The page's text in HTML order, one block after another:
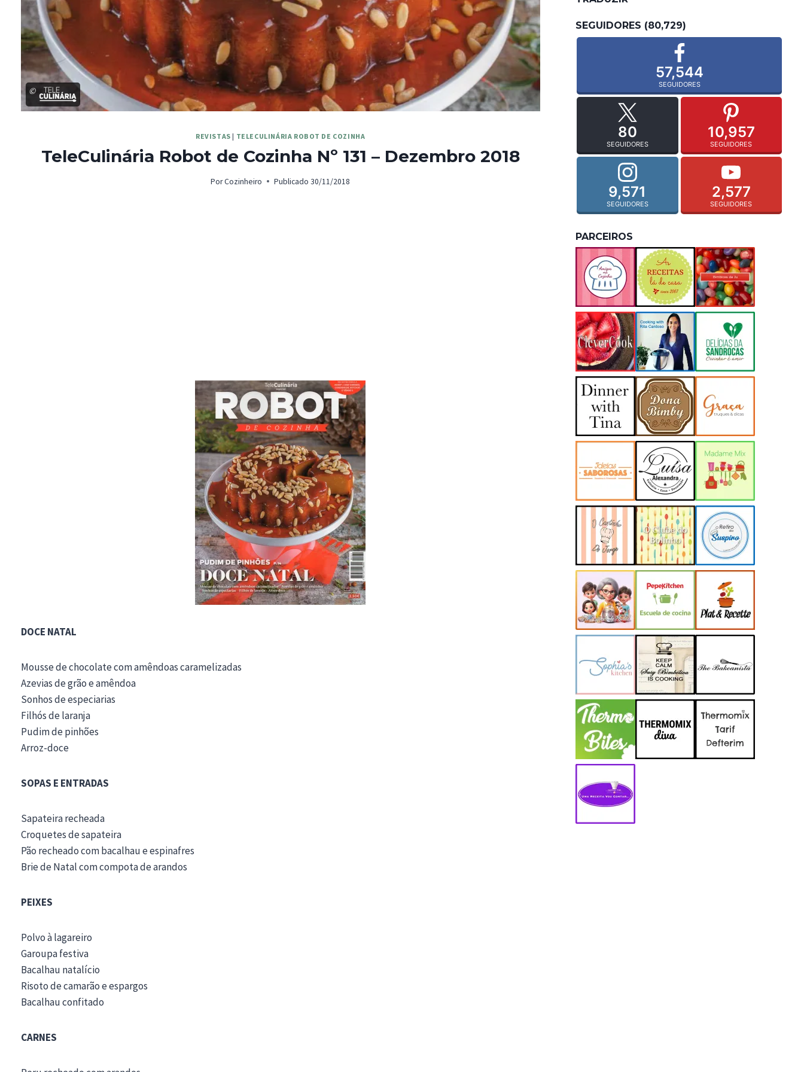
©
REVISTAS | TELECULINÁRIA ROBOT DE COZINHA
TeleCulinária Robot de Cozinha Nº 131 – Dezembro 2018
PorCozinheiro Publicado 30/11/2018
DOCE NATAL
Mousse de chocolate com amêndoas caramelizadas
Azevias de grão e amêndoa
Sonhos de especiarias
Filhós de laranja
Pudim de pinhões
Arroz-doce
SOPAS E ENTRADAS
Sapateira recheada
Croquetes de sapateira
Pão recheado com bacalhau e espinafres
Brie de Natal com compota de arandos
PEIXES
Polvo à lagareiro
Garoupa festiva
Bacalhau natalício
Risoto de camarão e espargos
Bacalhau confitado
CARNES
SEGUIDORES (80,729)
57,544
SEGUIDORES
80
SEGUIDORES
10,957
SEGUIDORES
9,571
SEGUIDORES
2,577
SEGUIDORES
PARCEIROS